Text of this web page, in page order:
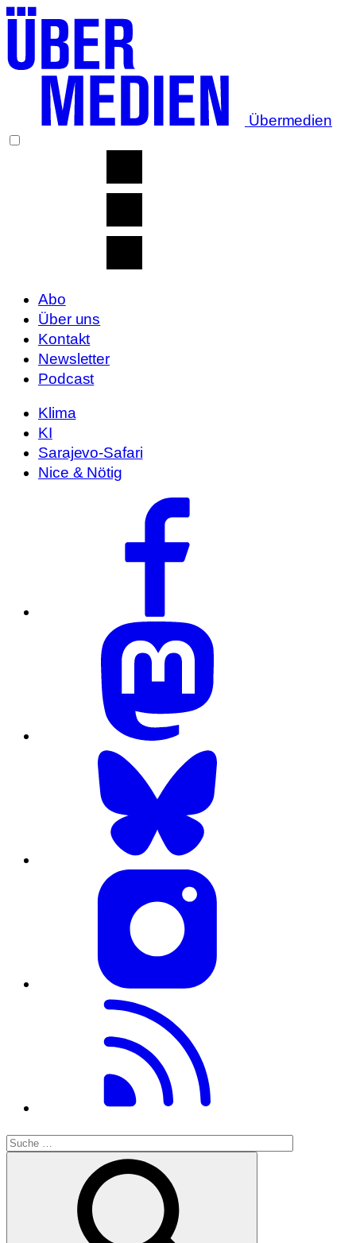
Übermedien
Abo
Über uns
Kontakt
Newsletter
Podcast
Klima
KI
Sarajevo-Safari
Nice & Nötig